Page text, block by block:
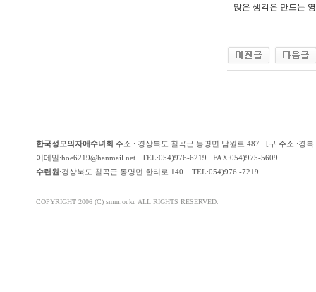
많은 생각은 만드는
한국성모의자애수녀회 주소 : 경상북도 칠곡군 동명면 남원로 487 [구 주소 :경
이메일:hoe6219@hanmail.net TEL:054)976-6219 FAX:054)975-5609
수련원:경상북도 칠곡군 동명면 한티로 140 TEL:054)976 -7219
COPYRIGHT 2006 (C) smm.or.kr. ALL RIGHTS RESERVED.